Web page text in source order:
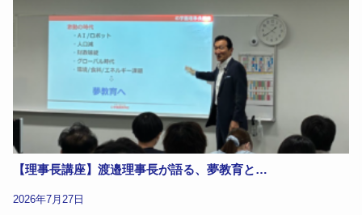
【理事長講座】渡邉理事長が語る、夢教育と…
2026年7月27日